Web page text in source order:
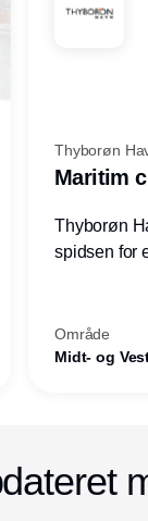
Thyborøn
Maritim
Thyborøn
spidsen for
Område
Midt- og